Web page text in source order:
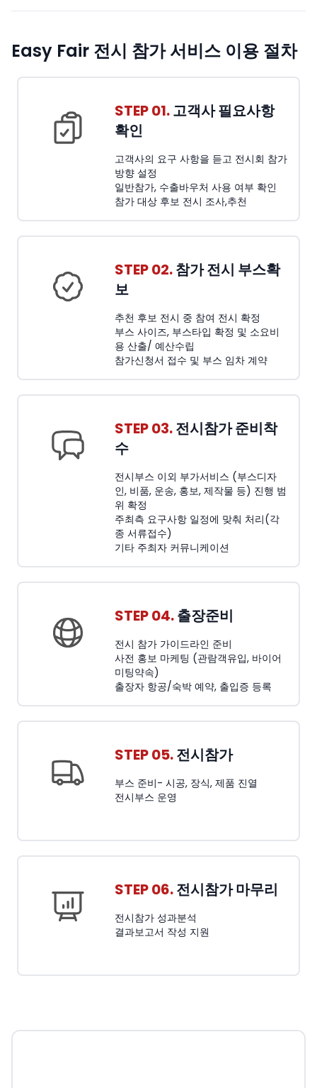
Easy Fair 전시 참가 서비스 이용 절차
STEP 01.고객사 필요사항
확인
고객사의 요구 사항을 듣고 전시회 참가
방향 설정
일반참가, 수출바우처 사용 여부 확인
참가 대상 후보 전시 조사,추천
STEP 02.참가 전시 부스확
보
추천 후보 전시 중 참여 전시 확정
부스 사이즈, 부스타입 확정 및 소요비
용 산출/ 예산수립
참가신청서 접수 및 부스 임차 계약
STEP 03.전시참가 준비착
수
전시부스 이외 부가서비스 (부스디자
인, 비품, 운송, 홍보, 제작물 등) 진행 범
위 확정
주최측 요구사항 일정에 맞춰 처리(각
종 서류접수)
기타 주최자 커뮤니케이션
STEP 04.출장준비
전시 참가 가이드라인 준비
사전 홍보 마케팅 (관람객유입, 바이어
미팅약속)
출장자 항공/숙박 예약, 출입증 등록
STEP 05.전시참가
부스 준비- 시공, 장식, 제품 진열
전시부스 운영
STEP 06.전시참가 마무리
전시참가 성과분석
결과보고서 작성 지원